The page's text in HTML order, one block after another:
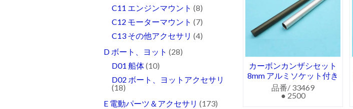
カーボンカンザシセット
8mm アルミソケット付き
品番/ 33469
● 2500
C11 エンジンマウント (8)
C12 モーターマウント (7)
C13 その他アクセサリ (4)
D ボート、ヨット (28)
D01 船体(10)
D02 ボート、ヨットアクセサリ
(18)
E 電動パーツ＆アクセサリ (173)